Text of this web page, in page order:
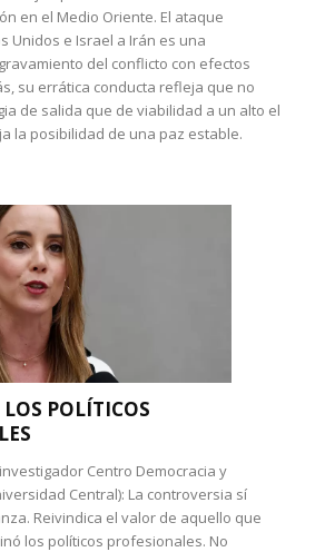
en el Medio Oriente. El ataque
Unidos e Israel a Irán es una
del conflicto con efectos
su errática conducta refleja que no
de salida que de viabilidad a un alto el
la posibilidad de una paz estable.
POLÍTICOS
Centro Democracia y
Central): La controversia sí
Reivindica el valor de aquello que
los políticos profesionales. No